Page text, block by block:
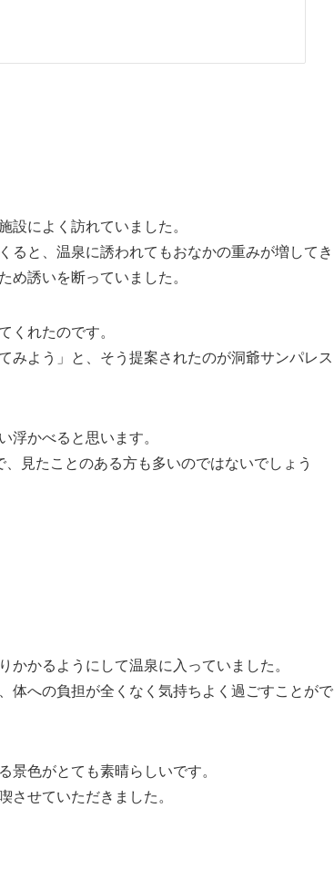
設によく訪れていました。
ると、温泉に誘われてもおなかの重みが増してき
め誘いを断っていました。
くれたのです。
みよう」と、そう提案されたのが洞爺サンパレス
浮かべると思います。
見たことのある方も多いのではないでしょう
かるようにして温泉に入っていました。
体への負担が全くなく気持ちよく過ごすことがで
景色がとても素晴らしいです。
させていただきました。